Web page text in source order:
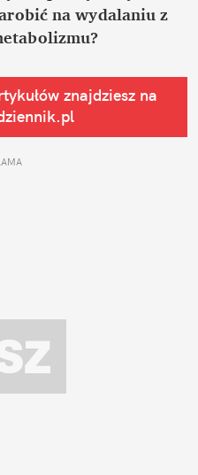
na wydalaniu z
znajdziesz na